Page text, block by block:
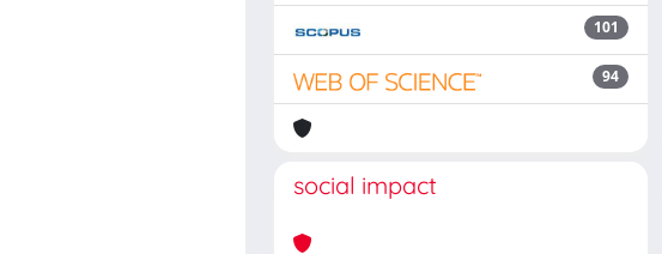
101
94
social impact